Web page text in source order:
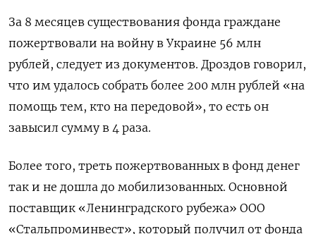
За 8 месяцев существования фонда граждане
пожертвовали на войну в Украине 56 млн
рублей, следует из документов. Дроздов говорил,
что им удалось собрать более 200 млн рублей «на
помощь тем, кто на передовой», то есть он
завысил сумму в 4 раза.
Более того, треть пожертвованных в фонд денег
так и не дошла до мобилизованных. Основной
поставщик «Ленинградского рубежа» ООО
«Стальпроминвест», который получил от фонда